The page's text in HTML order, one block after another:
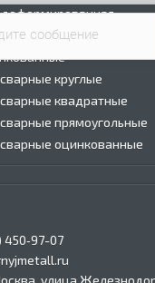
круглые
квадратные
прямоугольные
оцинкованные
450‑97-07
улица
сообщение